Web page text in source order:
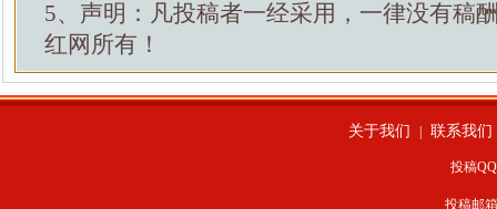
5、声明：凡投稿者一经采用，一律没有稿
红网所有！
关于我们 联系我们
投稿
投稿邮